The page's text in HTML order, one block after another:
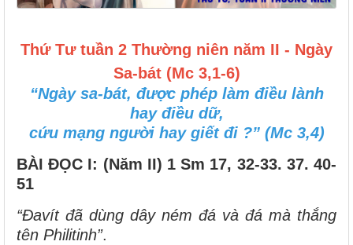
Thứ Tư tuần 2 Thường niên năm II - Ngày
Sa-bát (Mc 3,1-6)
“Ngày sa-bát, được phép làm điều lành
hay điều dữ,
cứu mạng người hay giết đi ?” (Mc 3,4)
BÀI ĐỌC I: (Năm II) 1 Sm 17, 32-33. 37. 40-
51
“Ðavít đã dùng dây ném đá và đá mà thắng
tên Philitinh”.